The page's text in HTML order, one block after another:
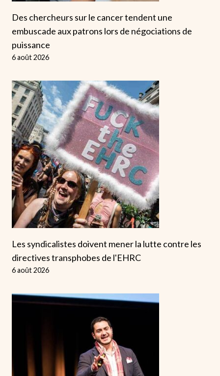
Des chercheurs sur le cancer tendent une
embuscade aux patrons lors de négociations de
puissance
6 août 2026
Les syndicalistes doivent mener la lutte contre les
directives transphobes de l'EHRC
6 août 2026